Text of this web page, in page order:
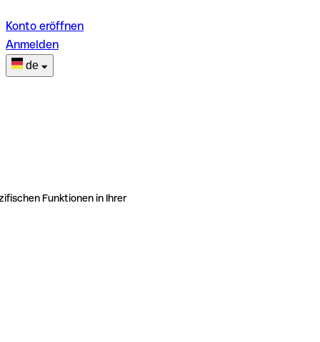
Konto eröffnen
Anmelden
de
Funktionen in Ihrer